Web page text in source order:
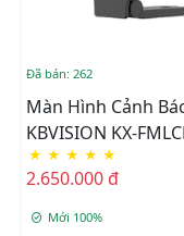
Đã bán: 262
Màn Hình Cảnh
KBVISION KX-
★ ★ ★ ★ ★
2.650.000 đ
Mới 100%